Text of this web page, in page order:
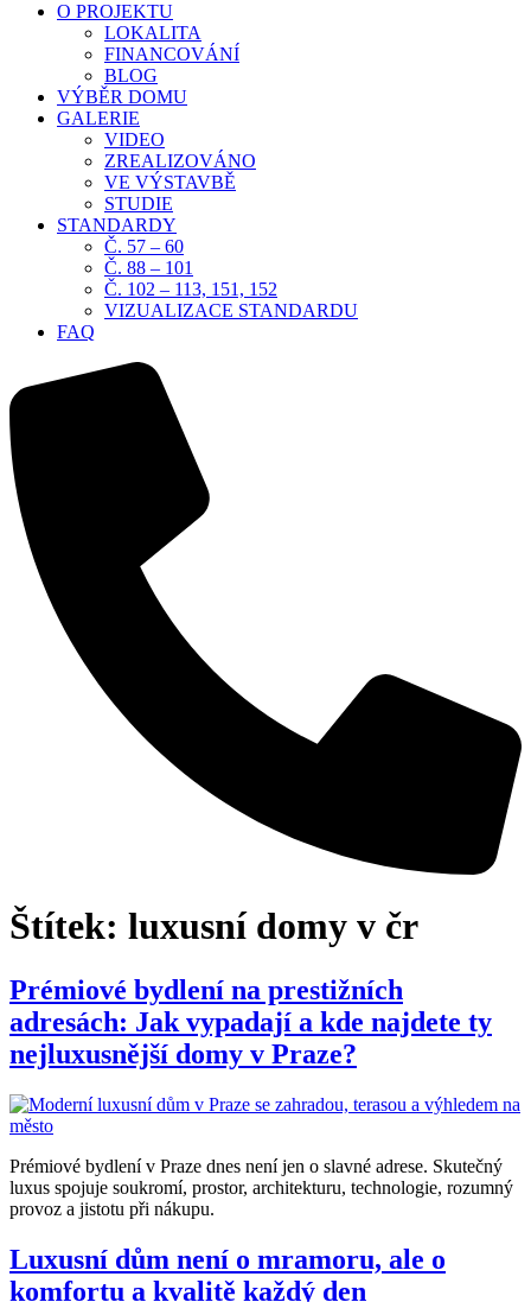
O PROJEKTU
LOKALITA
FINANCOVÁNÍ
BLOG
VÝBĚR DOMU
GALERIE
VIDEO
ZREALIZOVÁNO
VE VÝSTAVBĚ
STUDIE
STANDARDY
Č. 57 – 60
Č. 88 – 101
Č. 102 – 113, 151, 152
VIZUALIZACE STANDARDU
FAQ
Štítek: luxusní domy v čr
Prémiové bydlení na prestižních
adresách: Jak vypadají a kde najdete ty
nejluxusnější domy v Praze?
Prémiové bydlení v Praze dnes není jen o slavné adrese. Skutečný
luxus spojuje soukromí, prostor, architekturu, technologie, rozumný
provoz a jistotu při nákupu.
Luxusní dům není o mramoru, ale o
komfortu a kvalitě každý den